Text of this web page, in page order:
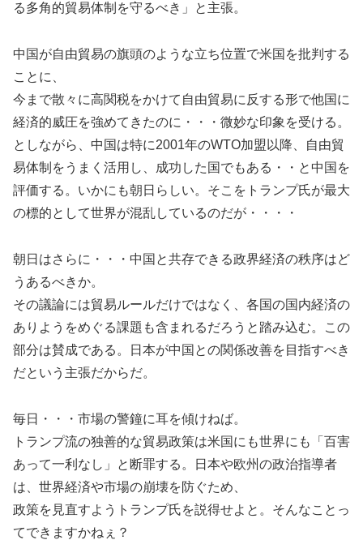
る多角的貿易体制を守るべき」と主張。
中国が自由貿易の旗頭のような立ち位置で米国を批判する
ことに、
今まで散々に高関税をかけて自由貿易に反する形で他国に
経済的威圧を強めてきたのに・・・微妙な印象を受ける。
としながら、中国は特に2001年のWTO加盟以降、自由貿
易体制をうまく活用し、成功した国でもある・・と中国を
評価する。いかにも朝日らしい。そこをトランプ氏が最大
の標的として世界が混乱しているのだが・・・・
朝日はさらに・・・中国と共存できる政界経済の秩序はど
うあるべきか。
その議論には貿易ルールだけではなく、各国の国内経済の
ありようをめぐる課題も含まれるだろうと踏み込む。この
部分は賛成である。日本が中国との関係改善を目指すべき
だという主張だからだ。
毎日・・・市場の警鐘に耳を傾けねば。
トランプ流の独善的な貿易政策は米国にも世界にも「百害
あって一利なし」と断罪する。日本や欧州の政治指導者
は、世界経済や市場の崩壊を防ぐため、
政策を見直すようトランプ氏を説得せよと。そんなことっ
てできますかねぇ？